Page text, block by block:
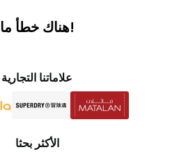
!هناك خطأ ما
علاماتنا التجارية
الأكثر بحثا